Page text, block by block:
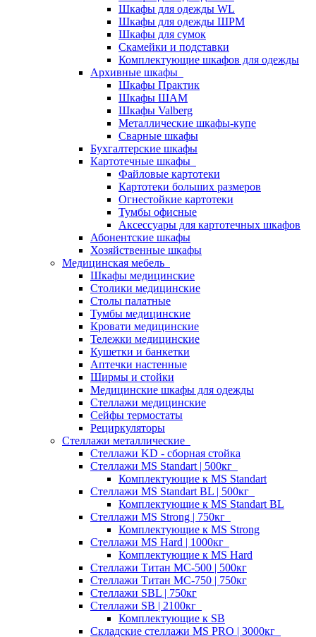
Шкафы для одежды WL
Шкафы для одежды ШРМ
Шкафы для сумок
Скамейки и подставки
Комплектующие шкафов для одежды
Архивные шкафы
Шкафы Практик
Шкафы ШАМ
Шкафы Valberg
Металлические шкафы-купе
Сварные шкафы
Бухгалтерские шкафы
Картотечные шкафы
Файловые картотеки
Картотеки больших размеров
Огнестойкие картотеки
Тумбы офисные
Аксессуары для картотечных шкафов
Абонентские шкафы
Хозяйственные шкафы
Медицинская мебель
Шкафы медицинские
Столики медицинские
Столы палатные
Тумбы медицинские
Кровати медицинские
Тележки медицинские
Кушетки и банкетки
Аптечки настенные
Ширмы и стойки
Медицинские шкафы для одежды
Стеллажи медицинские
Сейфы термостаты
Рециркуляторы
Стеллажи металлические
Стеллажи KD - сборная стойка
Стеллажи MS Standart | 500кг
Комплектующие к MS Standart
Стеллажи MS Standart BL | 500кг
Комплектующие к MS Standart BL
Стеллажи MS Strong | 750кг
Комплектующие к MS Strong
Стеллажи MS Hard | 1000кг
Комплектующие к MS Hard
Стеллажи Титан МС-500 | 500кг
Стеллажи Титан МС-750 | 750кг
Стеллажи SBL | 750кг
Стеллажи SB | 2100кг
Комплектующие к SB
Складские стеллажи MS PRO | 3000кг